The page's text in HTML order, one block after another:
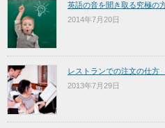
英語の音を聞き取る究極の方
2014年7月20日
レストランでの注文の仕方
2013年7月29日